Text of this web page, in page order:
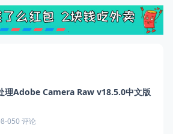
理Adobe Camera Raw v18.5.0中文版
050 评论